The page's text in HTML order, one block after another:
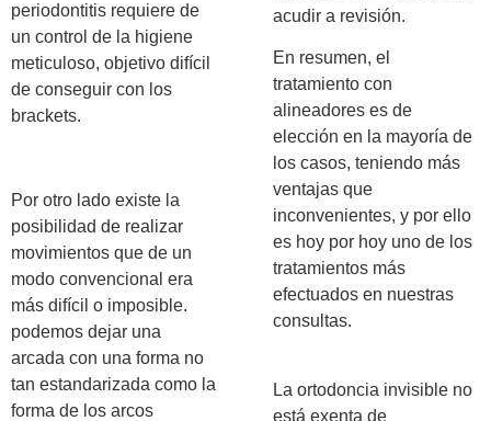
periodontitis requiere de
un control de la higiene
meticuloso, objetivo difícil
de conseguir con los
brackets.
Por otro lado existe la
posibilidad de realizar
movimientos que de un
modo convencional era
más difícil o imposible.
podemos dejar una
arcada con una forma no
tan estandarizada como la
forma de los arcos
acudir a revisión.
En resumen, el
tratamiento con
alineadores es de
elección en la mayoría de
los casos, teniendo más
ventajas que
inconvenientes, y por ello
es hoy por hoy uno de los
tratamientos más
efectuados en nuestras
consultas.
La ortodoncia invisible no
está exenta de